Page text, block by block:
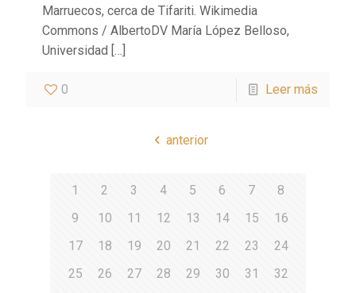
Marruecos, cerca de Tifariti. Wikimedia
Commons / AlbertoDV María López Belloso,
Universidad […]
0 Leer más
anterior
1 2 3 4 5 6 7
8
9
10 11 12 13 14 15
16
17
18 19 20 21 22 23
24
25
26 27 28 29 30 31
32